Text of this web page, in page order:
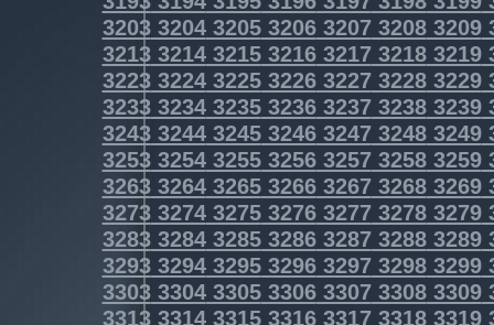
3203320432053206320732083209
3213321432153216321732183219
3223322432253226322732283229
3233323432353236323732383239
3243324432453246324732483249
3253325432553256325732583259
3263326432653266326732683269
3273327432753276327732783279
3283328432853286328732883289
3293329432953296329732983299
3303330433053306330733083309
3313331433153316331733183319